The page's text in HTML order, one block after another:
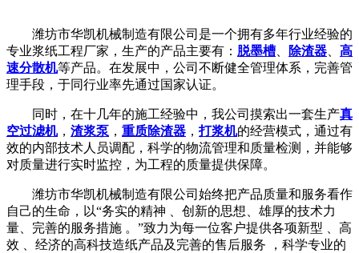
潍坊市华凯机械制造有限公司是一个拥有多年行业经验的
专业浆纸工程厂家，生产的产品主要有： 脱墨槽、 除渣器、 高
速分散机等产品。在发展中，公司不断健全管理体系，完善管
理手段，于同行业率先通过国家认证。
同时，在十几年的施工经验中，我公司摸索出一套生产真
空过滤机， 渣浆泵 ， 重质除渣器 ，打浆机的经营模式，通过有
效的内部技术人员调配，科学的物流管理和质量检测，并能够
对质量进行实时监控，为工程的质量提供保障。
潍坊市华凯机械制造有限公司始终把产品质量和服务看作
自己的生命，以“务实的精神 、创新的思想、雄厚的技术力
量、完善的服务措施 。”致力为每一位客户提供各项新型 、高
效 、经济的高科技造纸产品及完善的售后服务 ，科学专业的